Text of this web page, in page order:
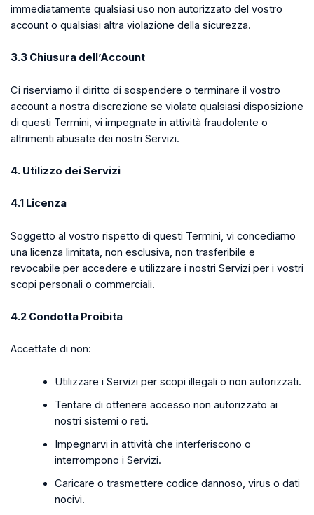
immediatamente qualsiasi uso non autorizzato del vostro
account o qualsiasi altra violazione della sicurezza.
3.3 Chiusura dell’Account
Ci riserviamo il diritto di sospendere o terminare il vostro
account a nostra discrezione se violate qualsiasi disposizione
di questi Termini, vi impegnate in attività fraudolente o
altrimenti abusate dei nostri Servizi.
4. Utilizzo dei Servizi
4.1 Licenza
Soggetto al vostro rispetto di questi Termini, vi concediamo
una licenza limitata, non esclusiva, non trasferibile e
revocabile per accedere e utilizzare i nostri Servizi per i vostri
scopi personali o commerciali.
4.2 Condotta Proibita
Accettate di non:
Utilizzare i Servizi per scopi illegali o non autorizzati.
Tentare di ottenere accesso non autorizzato ai
nostri sistemi o reti.
Impegnarvi in attività che interferiscono o
interrompono i Servizi.
Caricare o trasmettere codice dannoso, virus o dati
nocivi.